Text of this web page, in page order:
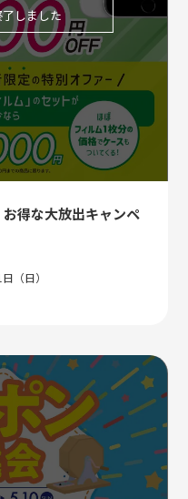
しました
得な大放出キャンペ
（日）